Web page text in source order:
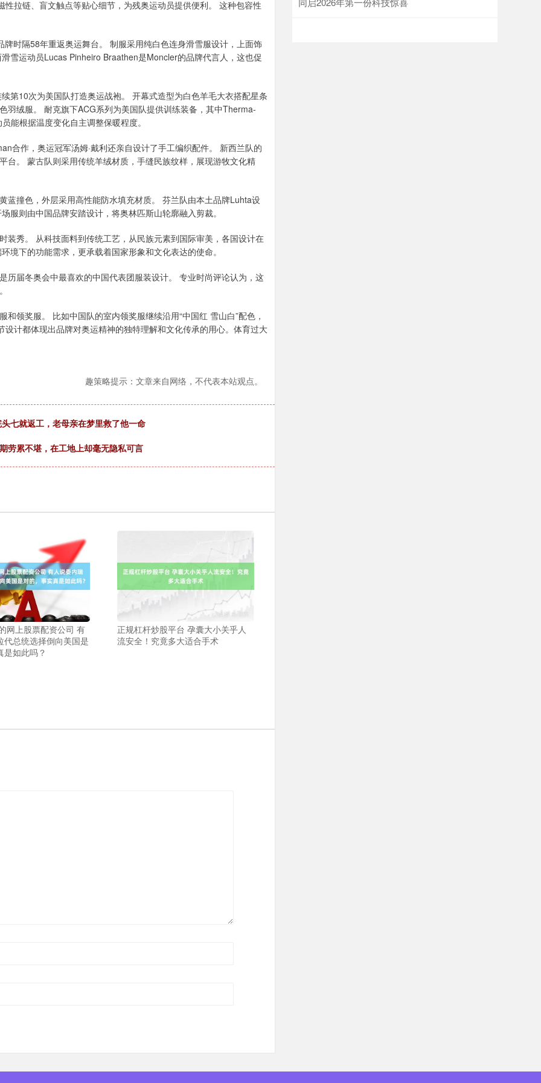
拉链、盲文触点等贴心细节，为残奥运动员提供便利。 这种包容性
时隔58年重返奥运舞台。 制服采用纯白色连身滑雪服设计，上面饰
雪运动员Lucas Pinheiro Braathen是Moncler的品牌代言人，这也促
第10次为美国队打造奥运战袍。 开幕式造型为白色羊毛大衣搭配星条
羽绒服。 耐克旗下ACG系列为美国队提供训练装备，其中Therma-
能根据温度变化自主调整保暖程度。
合作，奥运冠军汤姆·戴利还亲自设计了手工编织配件。 新西兰队的
台。 蒙古队则采用传统羊绒材质，手缝民族纹样，展现游牧文化精
蓝撞色，外层采用高性能防水填充材质。 芬兰队由本土品牌Luhta设
服则由中国品牌安踏设计，将奥林匹斯山轮廓融入剪裁。
装秀。 从科技面料到传统工艺，从民族元素到国际审美，各国设计在
境下的功能需求，更承载着国家形象和文化表达的使命。
历届冬奥会中最喜欢的中国代表团服装设计。 专业时尚评论认为，这
领奖服。 比如中国队的室内领奖服继续沿用“中国红 雪山白”配色，
设计都体现出品牌对奥运精神的独特理解和文化传承的用心。体育过大
趣策略提示：文章来自网络，不代表本站观点。
七就返工，老母亲在梦里救了他一命
劳累不堪，在工地上却毫无隐私可言
网上股票配资公司 有
代总统选择倒向美国是
是如此吗？
正规杠杆炒股平台 孕囊大小关乎人
流安全！究竟多大适合手术